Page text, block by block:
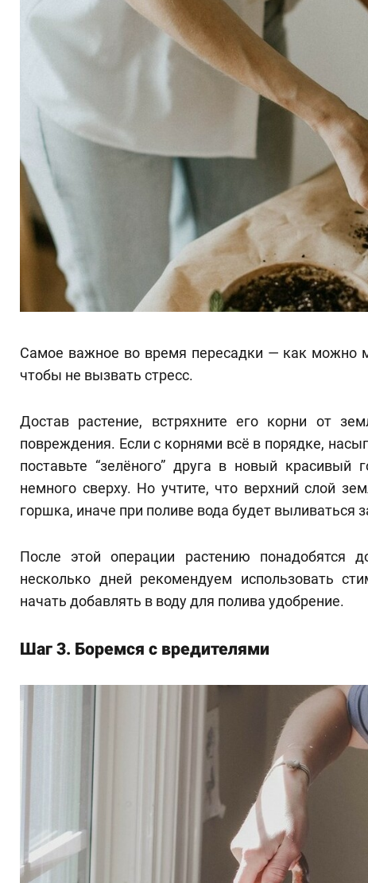
Самое важное во время пересадки — как можно
чтобы не вызвать стресс.
Достав растение, встряхните его корни от
повреждения. Если с корнями всё в порядке,
поставьте “зелёного” друга в новый
немного сверху. Но учтите, что верхний слой
горшка, иначе при поливе вода будет выливаться
После этой операции растению понадобятся
несколько дней рекомендуем использовать
начать добавлять в воду для полива удобрение.
Шаг 3. Боремся с вредителями